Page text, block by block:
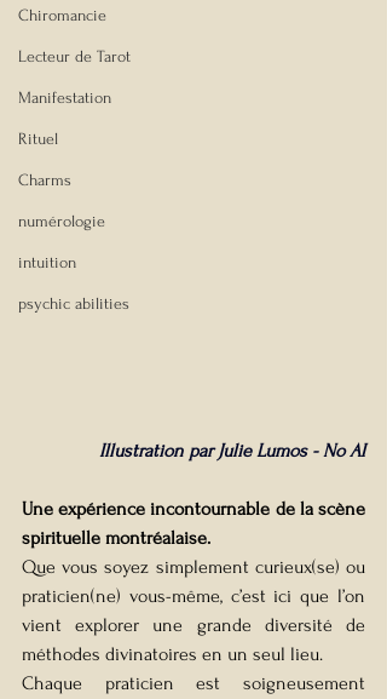
Chiromancie
Lecteur de Tarot
Manifestation
Rituel
Charms
numérologie
intuition
psychic abilities
Illustration par Julie Lumos - No AI
Une expérience incontournable de la scène
spirituelle montréalaise.
Que vous soyez simplement curieux(se) ou
praticien(ne) vous-même, c’est ici que l’on
vient explorer une grande diversité de
méthodes divinatoires en un seul lieu.
Chaque praticien est soigneusement